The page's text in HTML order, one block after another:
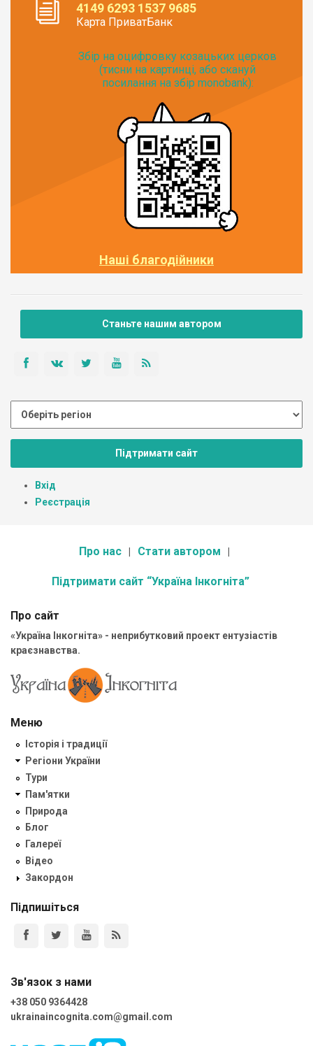
4149 6293 1537 9685
Карта ПриватБанк
Збір на оцифровку козацьких церков
(тисни на картинці, або скануй
посилання на збір monobank):
Наші благодійники
Станьте нашим автором
Підтримати сайт
Вхід
Реєстрація
Про нас Стати автором
Підтримати сайт “Україна Інкогніта”
Про сайт
«Україна Інкогніта» - неприбутковий проект ентузіастів
краєзнавства.
Меню
Історія і традиції
Регіони України
Тури
Пам'ятки
Природа
Блог
Галереї
Відео
Закордон
Підпишіться
Зв'язок з нами
+38 050 9364428
ukrainaincognita.com@gmail.com